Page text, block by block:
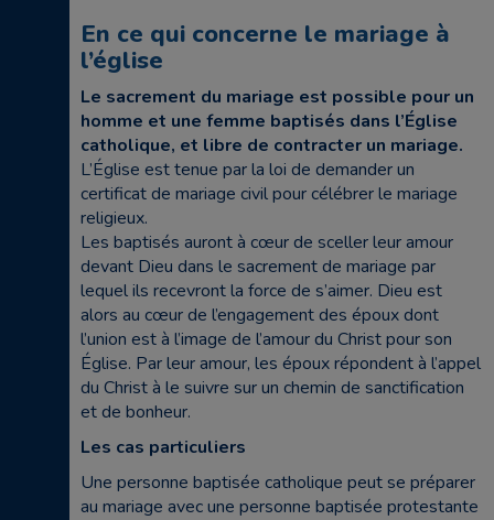
En ce qui concerne le mariage à
l’église
Le sacrement du mariage est possible pour un
homme et une femme baptisés dans l’Église
catholique, et libre de contracter un mariage.
L’Église est tenue par la loi de demander un
certificat de mariage civil pour célébrer le mariage
religieux.
Les baptisés auront à cœur de sceller leur amour
devant Dieu dans le sacrement de mariage par
lequel ils recevront la force de s’aimer. Dieu est
alors au cœur de l’engagement des époux dont
l’union est à l’image de l’amour du Christ pour son
Église. Par leur amour, les époux répondent à l’appel
du Christ à le suivre sur un chemin de sanctification
et de bonheur.
Les cas particuliers
Une personne baptisée catholique peut se préparer
au mariage avec une personne baptisée protestante